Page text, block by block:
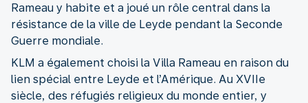
Rameau y habite et a joué un rôle central dans la
résistance de la ville de Leyde pendant la Seconde
Guerre mondiale.
KLM a également choisi la Villa Rameau en raison du
lien spécial entre Leyde et l’Amérique. Au XVIIe
siècle, des réfugiés religieux du monde entier, y